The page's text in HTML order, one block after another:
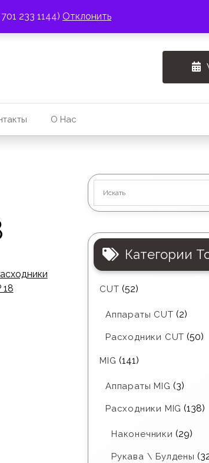
233 1144) Отклонить
О Нас
18
Категории
CUT (52)
Аппараты CUT (2)
Расходники CUT (50)
MIG (141)
Аппараты MIG (3)
Расходники MIG (138)
Наконечники (29)
Рукава \ Булдены